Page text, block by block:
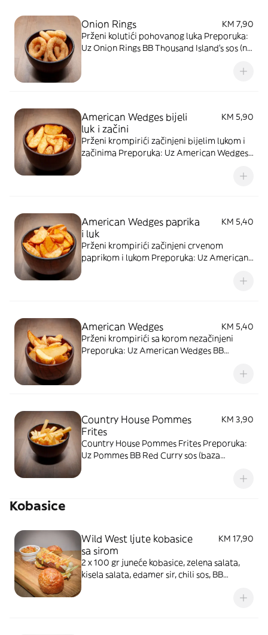
Onion Rings
KM 7,90
Prženi kolutići pohovanog luka Preporuka:
Uz Onion Rings BB Thousand Island's sos (na
American Wedges bijeli
luk i začini
KM 5,90
Prženi krompirići začinjeni bijelim lukom i
začinima Preporuka: Uz American Wedges
American Wedges paprika
i luk
KM 5,40
Prženi krompirići začinjeni crvenom
paprikom i lukom Preporuka: Uz American
American Wedges
KM 5,40
Prženi krompirići sa korom nezačinjeni
Preporuka: Uz American Wedges BB
Country House Pommes
Frites
KM 3,90
Country House Pommes Frites Preporuka:
Uz Pommes BB Red Curry sos (baza
BB Thousand Island's sos (baza majoneze i
Kobasice
Wild West ljute kobasice
sa sirom
KM 17,90
2 x 100 gr juneće kobasice, zelena salata,
kisela salata, edamer sir, chili sos, BB